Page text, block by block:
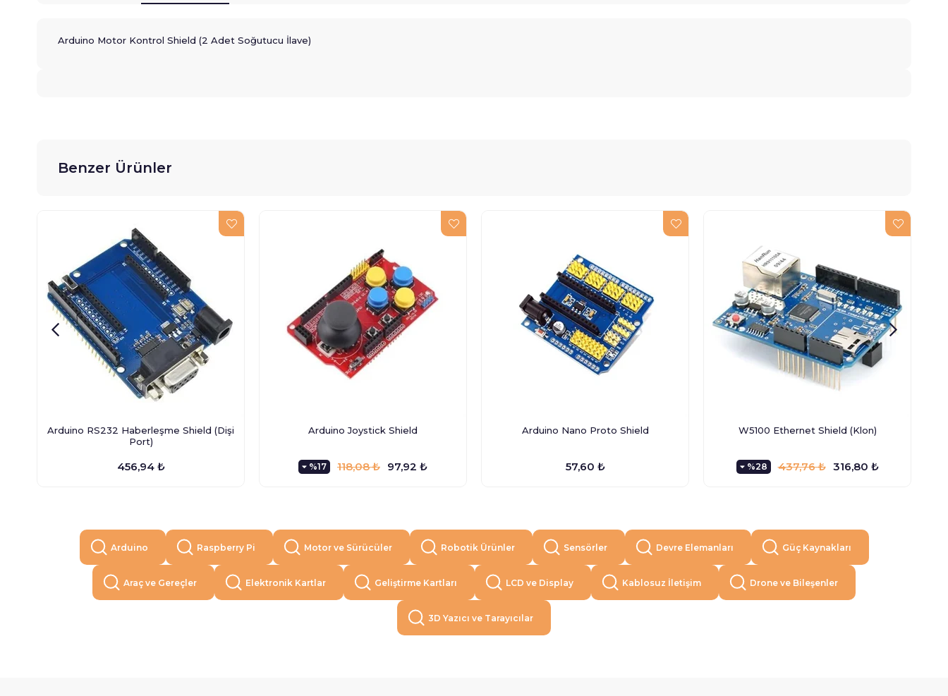
Arduino Motor Kontrol Shield (2 Adet Soğutucu İlave)
Benzer Ürünler
Arduino RS232 Haberleşme Shield (Dişi
Port)
456,94 ₺
Arduino Joystick Shield
%17 97,92 ₺
118,08 ₺
Arduino Nano Proto Shield
57,60 ₺
W5100 Ethernet Shield (Klon)
%28 316,80 ₺
437,76 ₺
Arduino Raspberry Pi Motor ve Sürücüler Robotik Ürünler Sensörler Devre Elemanları Güç Kaynakları
Araç ve Gereçler Elektronik Kartlar Geliştirme Kartları LCD ve Display Kablosuz İletişim Drone ve Bileşenler
3D Yazıcı ve Tarayıcılar